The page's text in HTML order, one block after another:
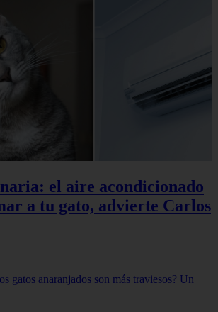
el aire acondicionado
a tu gato, advierte Carlos